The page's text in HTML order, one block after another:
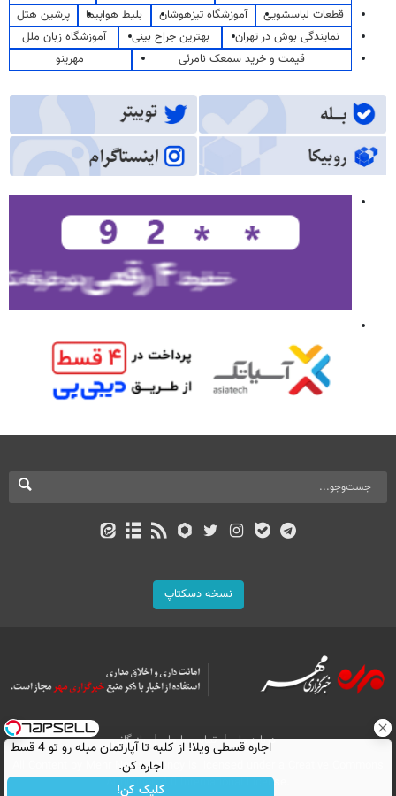
قطعات لباسشویی
آموزشگاه تیزهوشان بلیط هواپیما
پرشین هتل
نمایندگی بوش در تهران
بهترین جراح بینی
آموزشگاه زبان ملل
قیمت و خرید سمعک نامرئی
مهرینو
نسخه دسکتاپ
درباره ما تماس با ما
بازرگانی
All Content by Mehr News Agency is licensed under a Creative Commons
Attribution 4.0 International License.
اجاره‌ قسطی ویلا! از کلبه تا آپارتمان مبله رو تو 4 قسط
اجاره کن.
کلیک کن!